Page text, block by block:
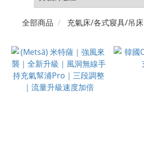
全部商品 充氣床/各式寢具/吊床